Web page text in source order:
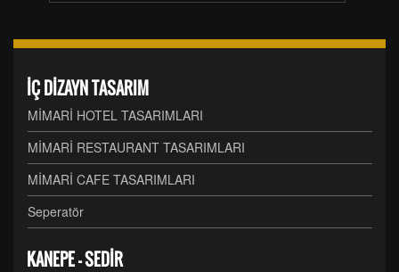
İÇ DİZAYN TASARIM
MİMARİ HOTEL TASARIMLARI
MİMARİ RESTAURANT TASARIMLARI
MİMARİ CAFE TASARIMLARI
Seperatör
KANEPE - SEDİR